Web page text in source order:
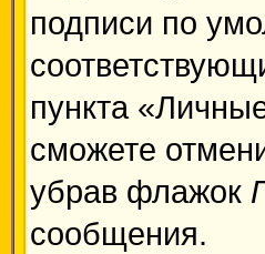
подписи по
пункта
сможете
убрав флажок
сообщения.